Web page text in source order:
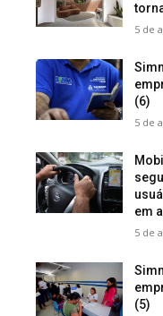
5 de
(6)
5 de
em
5 de
(5)